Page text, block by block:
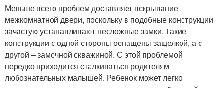
Меньше всего проблем доставляет вскрывание
межкомнатной двери, поскольку в подобные конструкции
зачастую устанавливают несложные замки. Такие
конструкции с одной стороны оснащены защелкой, а с
другой – замочной скважиной. С этой проблемой
нередко приходится сталкиваться родителям
любознательных малышей. Ребенок может легко